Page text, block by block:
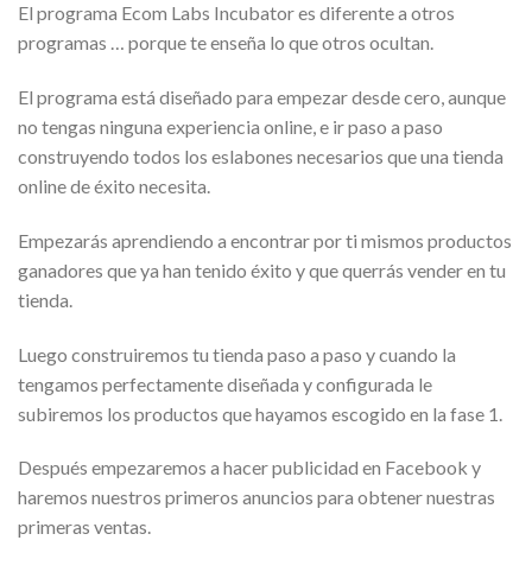
El programa Ecom Labs Incubator es diferente a otros
programas … porque te enseña lo que otros ocultan.
El programa está diseñado para empezar desde cero, aunque
no tengas ninguna experiencia online, e ir paso a paso
construyendo todos los eslabones necesarios que una tienda
online de éxito necesita.
Empezarás aprendiendo a encontrar por ti mismos productos
ganadores que ya han tenido éxito y que querrás vender en tu
tienda.
Luego construiremos tu tienda paso a paso y cuando la
tengamos perfectamente diseñada y configurada le
subiremos los productos que hayamos escogido en la fase 1.
Después empezaremos a hacer publicidad en Facebook y
haremos nuestros primeros anuncios para obtener nuestras
primeras ventas.